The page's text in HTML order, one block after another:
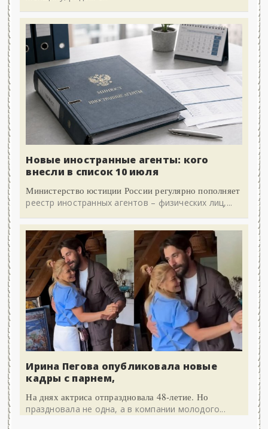
Новые иностранные агенты: кого
внесли в список 10 июля
Министерство юстиции России регулярно пополняет
реестр иностранных агентов – физических лиц,...
Ирина Пегова опубликовала новые
кадры с парнем,
На днях актриса отпраздновала 48-летие. Но
праздновала не одна, а в компании молодого...